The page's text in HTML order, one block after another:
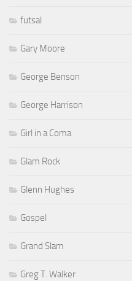
futsal
Gary Moore
George Benson
George Harrison
Girl in a Coma
Glam Rock
Glenn Hughes
Gospel
Grand Slam
Greg T. Walker